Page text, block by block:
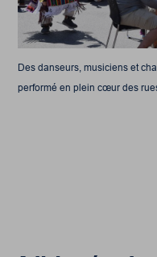
Des danseurs, musiciens et
performé en plein cœur des